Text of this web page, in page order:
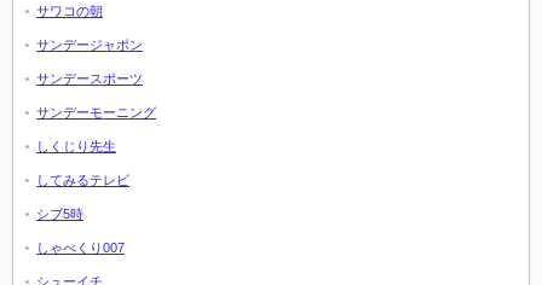
サワコの朝
サンデージャポン
サンデースポーツ
サンデーモーニング
しくじり先生
してみるテレビ
シブ5時
しゃべくり007
シューイチ